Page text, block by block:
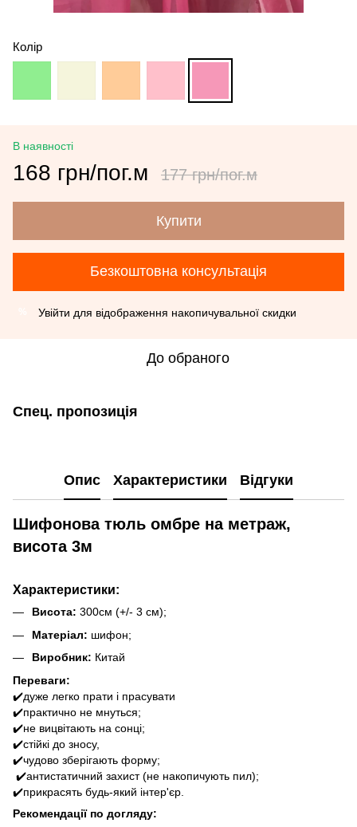
Колір
В наявності
168 грн/пог.м 177 грн/пог.м
Купити
Безкоштовна консультація
Увійти для відображення накопичувальної скидки
До обраного
Спец. пропозиція
Опис Характеристики Відгуки
Шифонова тюль омбре на метраж,
висота 3м
Характеристики:
Висота: 300см (+/- 3 см);
Матеріал: шифон;
Виробник: Китай
Переваги:
✔️дуже легко прати і прасувати
✔️практично не мнуться;
✔️не вицвітають на сонці;
✔️стійкі до зносу,
✔️чудово зберігають форму;
✔️антистатичний захист (не накопичують пил);
✔️прикрасять будь-який інтер'єр.
Рекомендації по догляду: